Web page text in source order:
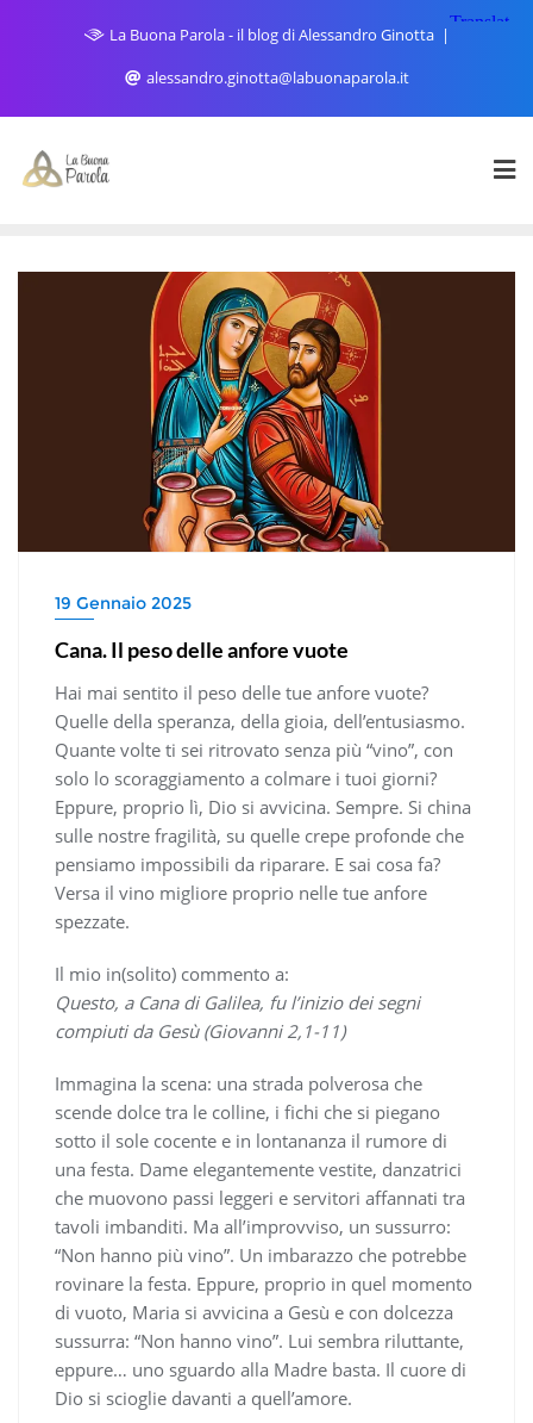
La Buona Parola - il blog di Alessandro Ginotta
alessandro.ginotta@labuonaparola.it
19 Gennaio 2025
Cana. Il peso delle anfore vuote
Hai mai sentito il peso delle tue anfore vuote?
Quelle della speranza, della gioia, dell’entusiasmo.
Quante volte ti sei ritrovato senza più “vino”, con
solo lo scoraggiamento a colmare i tuoi giorni?
Eppure, proprio lì, Dio si avvicina. Sempre. Si china
sulle nostre fragilità, su quelle crepe profonde che
pensiamo impossibili da riparare. E sai cosa fa?
Versa il vino migliore proprio nelle tue anfore
spezzate.
Il mio in(solito) commento a:
Questo, a Cana di Galilea, fu l’inizio dei segni
compiuti da Gesù (Giovanni 2,1-11)
Immagina la scena: una strada polverosa che
scende dolce tra le colline, i fichi che si piegano
sotto il sole cocente e in lontananza il rumore di
una festa. Dame elegantemente vestite, danzatrici
che muovono passi leggeri e servitori affannati tra
tavoli imbanditi. Ma all’improvviso, un sussurro:
“Non hanno più vino”. Un imbarazzo che potrebbe
rovinare la festa. Eppure, proprio in quel momento
di vuoto, Maria si avvicina a Gesù e con dolcezza
sussurra: “Non hanno vino”. Lui sembra riluttante,
eppure… uno sguardo alla Madre basta. Il cuore di
Dio si scioglie davanti a quell’amore.